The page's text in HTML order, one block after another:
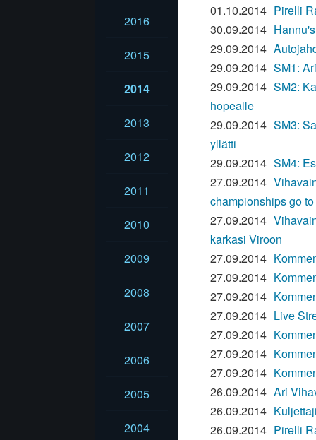
2016
2015
2014
2013
2012
2011
2010
2009
2008
2007
2006
2005
2004
01.10.2014 Pirelli
30.09.2014
29.09.2014
29.09.2014 SM1:
29.09.2014 SM2:
hopealle
29.09.2014 SM3:
yllätti
29.09.2014 SM4:
27.09.2014
championships go
27.09.2014
karkasi Viroon
27.09.2014
27.09.2014
27.09.2014
27.09.2014 Live
27.09.2014
27.09.2014
27.09.2014
26.09.2014 Ari
26.09.2014
26.09.2014 Pirelli